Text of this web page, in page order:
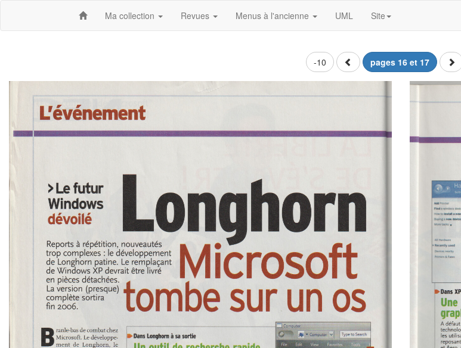
Ma collection Revues Menus à l'ancienne UML Site
-10 pages 16 et 17